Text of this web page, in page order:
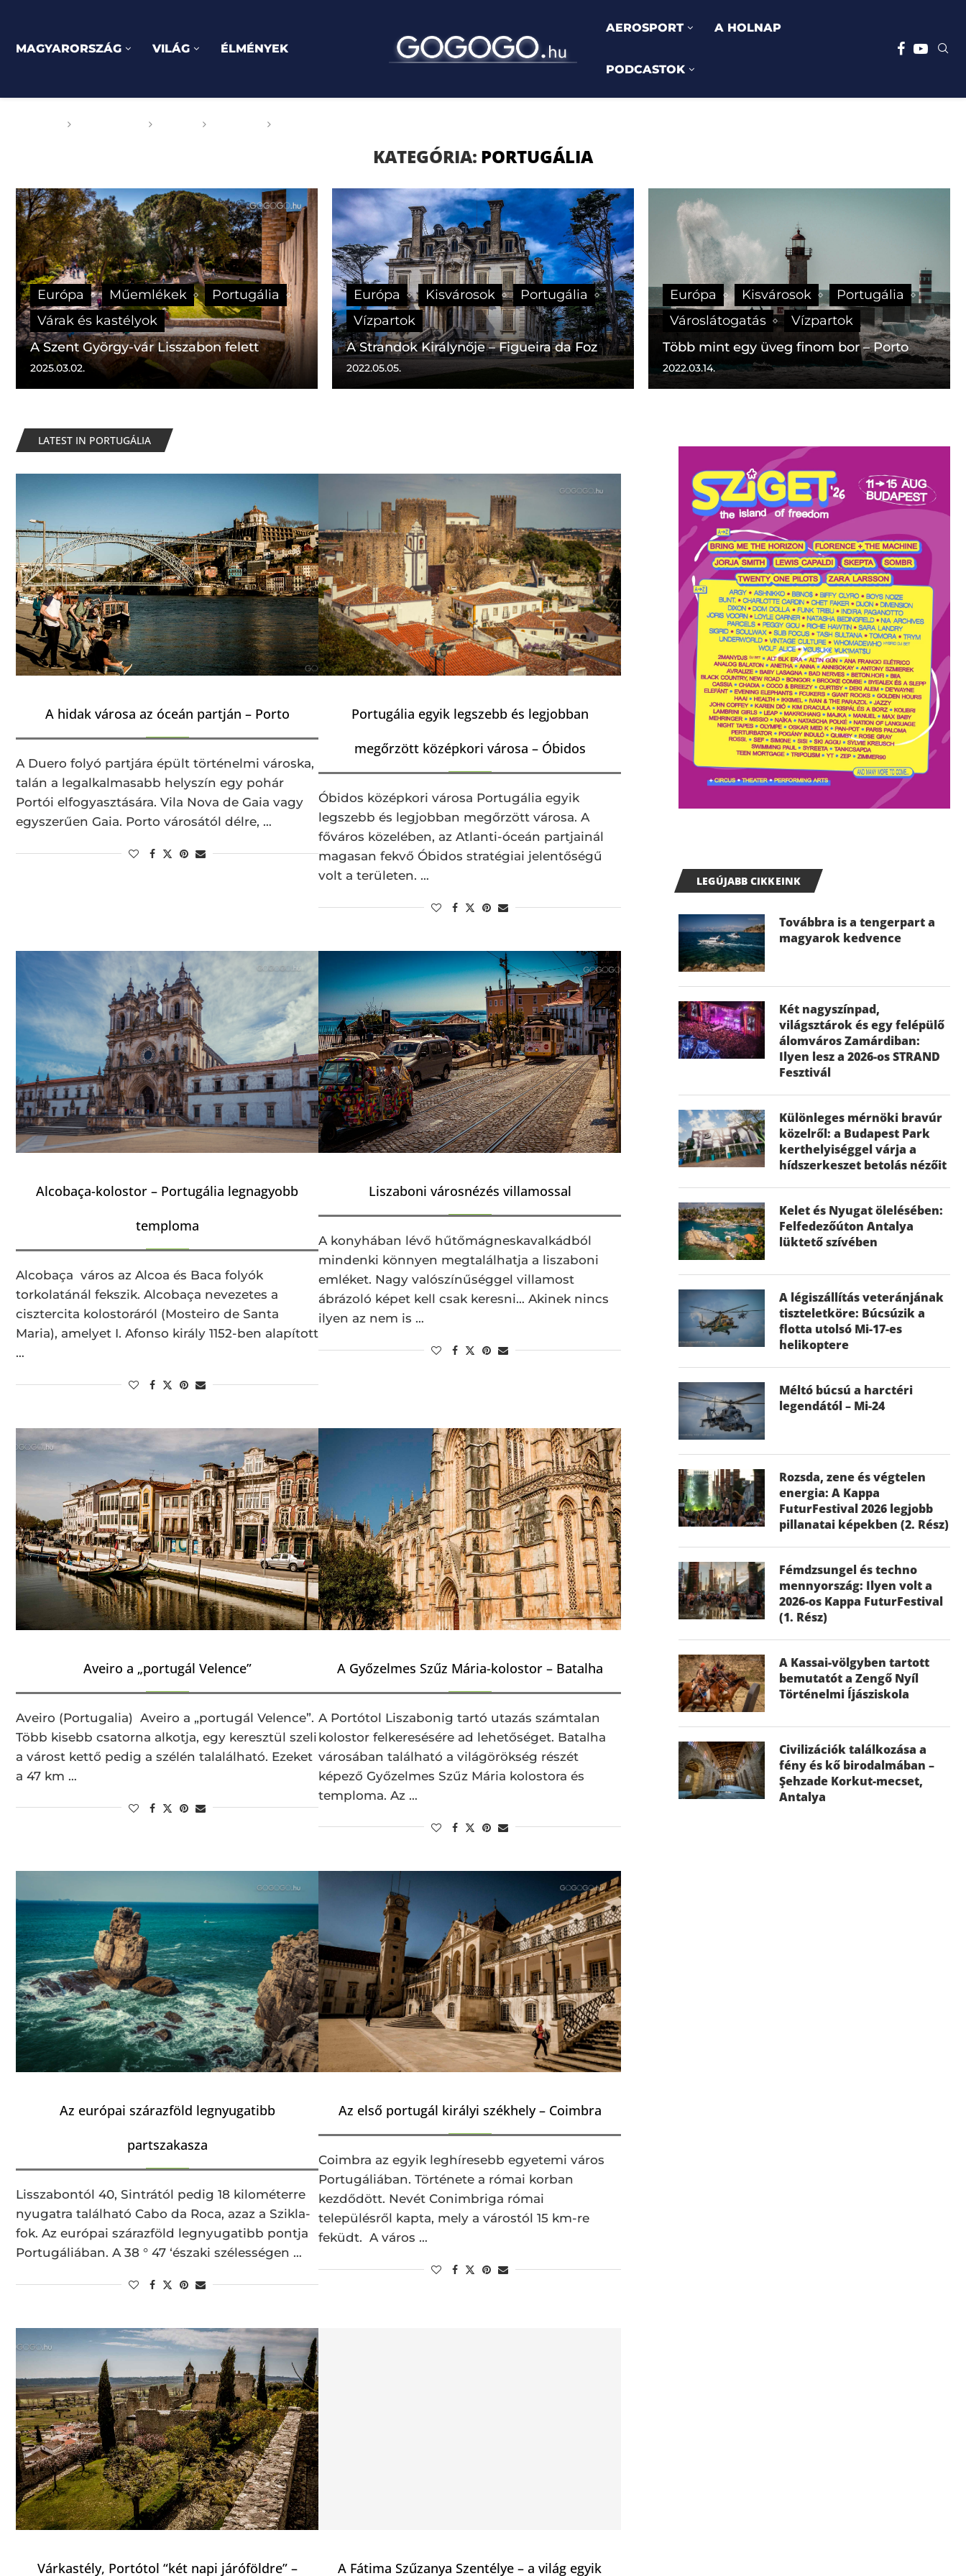
MAGYARORSZÁG VILÁG ÉLMÉNYEK
AEROSPORT A HOLNAP
PODCASTOK
KATEGÓRIA: PORTUGÁLIA
Európa Műemlékek
Portugália
Várak és kastélyok
A Szent György-vár Lisszabon felett
2025.03.02.
Európa Kisvárosok
Portugália
Vízpartok
A Strandok Királynője – Figueira da Foz
2022.05.05.
Európa Kisvárosok
Portugália
Városlátogatás
Vízpartok
Több mint egy üveg finom bor – Porto
2022.03.14.
LATEST IN PORTUGÁLIA
A hidak városa az óceán partján – Porto
A Duero folyó partjára épült történelmi városka,
talán a legalkalmasabb helyszín egy pohár
Portói elfogyasztására. Vila Nova de Gaia vagy
egyszerűen Gaia. Porto városától délre, …
Portugália egyik legszebb és legjobban
megőrzött középkori városa – Óbidos
Óbidos középkori városa Portugália egyik
legszebb és legjobban megőrzött városa. A
főváros közelében, az Atlanti-óceán partjainál
magasan fekvő Óbidos stratégiai jelentőségű
volt a területen. …
Alcobaça-kolostor – Portugália legnagyobb
temploma
Alcobaça város az Alcoa és Baca folyók
torkolatánál fekszik. Alcobaça nevezetes a
cisztercita kolostoráról (Mosteiro de Santa
Maria), amelyet I. Afonso király 1152-ben alapított
…
Liszaboni városnézés villamossal
A konyhában lévő hűtőmágneskavalkádból
mindenki könnyen megtalálhatja a liszaboni
emléket. Nagy valószínűséggel villamost
ábrázoló képet kell csak keresni… Akinek nincs
ilyen az nem is …
Aveiro a „portugál Velence”
Aveiro (Portugalia) Aveiro a „portugál Velence”.
Több kisebb csatorna alkotja, egy keresztül szeli
a várost kettő pedig a szélén talalálható. Ezeket
a 47 km …
A Győzelmes Szűz Mária-kolostor – Batalha
A Portótol Liszabonig tartó utazás számtalan
kolostor felkeresésére ad lehetőséget. Batalha
városában található a világörökség részét
képező Győzelmes Szűz Mária kolostora és
temploma. Az …
Az európai szárazföld legnyugatibb
partszakasza
Lisszabontól 40, Sintrától pedig 18 kilométerre
nyugatra található Cabo da Roca, azaz a Szikla-
fok. Az európai szárazföld legnyugatibb pontja
Portugáliában. A 38 ° 47 ‘északi szélességen …
Az első portugál királyi székhely – Coimbra
Coimbra az egyik leghíresebb egyetemi város
Portugáliában. Története a római korban
kezdődött. Nevét Conimbriga római
településről kapta, mely a várostól 15 km-re
feküdt. A város …
Várkastély, Portótol “két napi járóföldre” – A Fátima Szűzanya Szentélye – a világ egyik
LEGÚJABB CIKKEINK
Továbbra is a tengerpart a
magyarok kedvence
Két nagyszínpad,
világsztárok és egy felépülő
álomváros Zamárdiban:
Ilyen lesz a 2026-os STRAND
Fesztivál
Különleges mérnöki bravúr
közelről: a Budapest Park
kerthelyiséggel várja a
hídszerkeszet betolás nézőit
Kelet és Nyugat ölelésében:
Felfedezőúton Antalya
lüktető szívében
A légiszállítás veteránjának
tiszteletköre: Búcsúzik a
flotta utolsó Mi-17-es
helikoptere
Méltó búcsú a harctéri
legendától – Mi-24
Rozsda, zene és végtelen
energia: A Kappa
FuturFestival 2026 legjobb
pillanatai képekben (2. Rész)
Fémdzsungel és techno
mennyország: Ilyen volt a
2026-os Kappa FuturFestival
(1. Rész)
A Kassai-völgyben tartott
bemutatót a Zengő Nyíl
Történelmi Íjásziskola
Civilizációk találkozása a
fény és kő birodalmában –
Şehzade Korkut-mecset,
Antalya